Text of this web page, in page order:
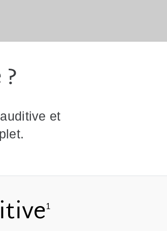
et
1